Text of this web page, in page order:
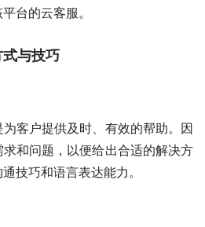
台的云客服。
与技巧
客户提供及时、有效的帮助。因
和问题，以便给出合适的解决方
技巧和语言表达能力。